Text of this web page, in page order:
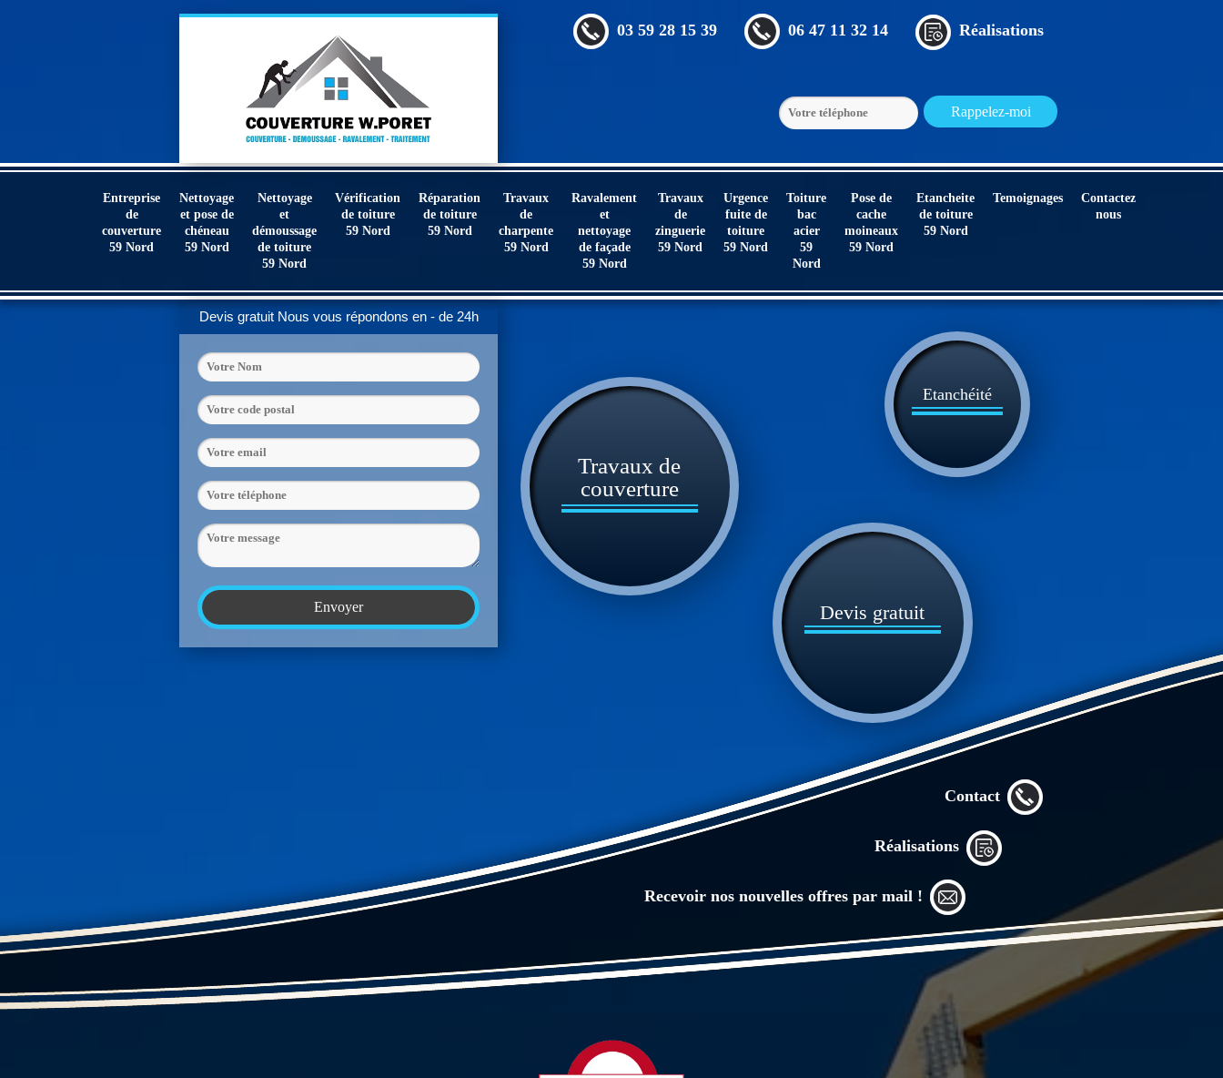
03 59 28 15 39 06 47 11 32 14 Réalisations
Entreprise
de
couverture
59 Nord
Nettoyage
et pose de
chéneau
59 Nord
Nettoyage
et
démoussage
de toiture
59 Nord
Vérification
de toiture
59 Nord
Réparation
de toiture
59 Nord
Travaux
de
charpente
59 Nord
Ravalement
et
nettoyage
de façade
59 Nord
Travaux
de
zinguerie
59 Nord
Urgence
fuite de
toiture
59 Nord
Toiture
bac
acier
59
Nord
Pose de
cache
moineaux
59 Nord
Etancheite
de toiture
59 Nord
Temoignages
Contactez
nous
Devis gratuit Nous vous répondons en - de 24h
Devis gratuit
Etanchéité
Travaux de
couverture
Contact
Réalisations
Recevoir nos nouvelles offres par mail !